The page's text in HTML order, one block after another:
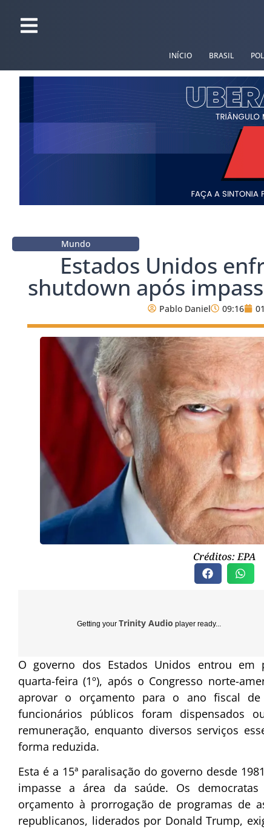
INÍCIO BRASIL
Mundo
Estados Unidos
shutdown após
Pablo Daniel 09:16
Créditos: EPA
Getting your Trinity Audio player ready...
O governo dos Estados Unidos entrou em
quarta-feira (1º), após o Congresso norte-
aprovar o orçamento para o ano fiscal
funcionários públicos foram dispensados
remuneração, enquanto diversos serviços
forma reduzida.
Esta é a 15ª paralisação do governo desde
impasse a área da saúde. Os
orçamento à prorrogação de programas de
republicanos, liderados por Donald Trump,